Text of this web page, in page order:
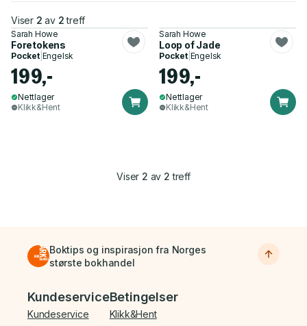
Viser 2 av 2 treff
Sarah Howe
Foretokens
Pocket| Engelsk
199,-
Nettlager
Klikk&Hent
Sarah Howe
Loop of Jade
Pocket| Engelsk
199,-
Nettlager
Klikk&Hent
Viser 2 av 2 treff
Boktips og inspirasjon fra Norges
største bokhandel
Bunnmeny
Kundeservice
Kundeservice
Betingelser
Klikk&Hent